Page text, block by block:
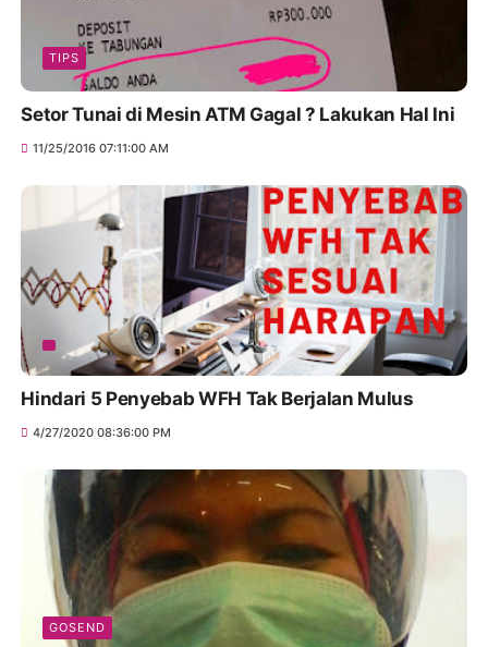
TIPS
Setor Tunai di Mesin ATM Gagal ? Lakukan Hal Ini
11/25/2016 07:11:00 AM
Hindari 5 Penyebab WFH Tak Berjalan Mulus
4/27/2020 08:36:00 PM
GOSEND